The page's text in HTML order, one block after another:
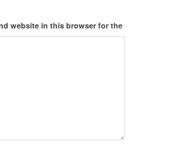
website in this browser for the